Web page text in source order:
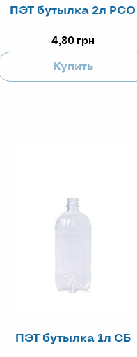
ПЭТ бутылка 2л РСО
4,80 грн
Купить
ПЭТ бутылка 1л СБ